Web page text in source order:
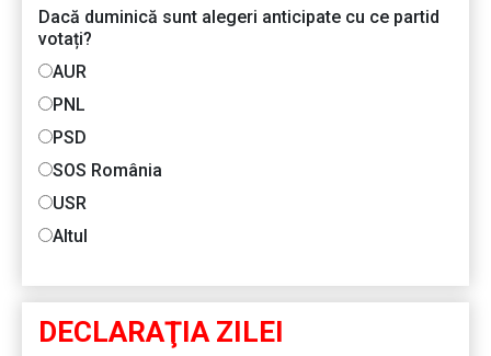
Dacă duminică sunt alegeri anticipate cu ce partid
votați?
AUR
PNL
PSD
SOS România
USR
Altul
DECLARAŢIA ZILEI